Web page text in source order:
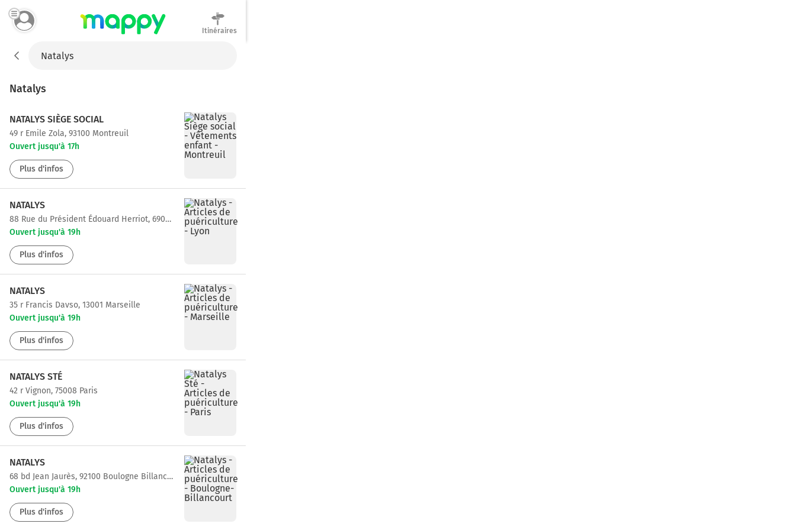
Itinéraires
Natalys
NATALYS SIÈGE SOCIAL
49 r Emile Zola, 93100 Montreuil
Ouvert jusqu'à 17h
Plus d'infos
NATALYS
88 Rue du Président Édouard Herriot, 69002 Lyon
Ouvert jusqu'à 19h
Plus d'infos
NATALYS
35 r Francis Davso, 13001 Marseille
Ouvert jusqu'à 19h
Plus d'infos
NATALYS STÉ
42 r Vignon, 75008 Paris
Ouvert jusqu'à 19h
Plus d'infos
NATALYS
68 bd Jean Jaurès, 92100 Boulogne Billancourt
Ouvert jusqu'à 19h
Plus d'infos